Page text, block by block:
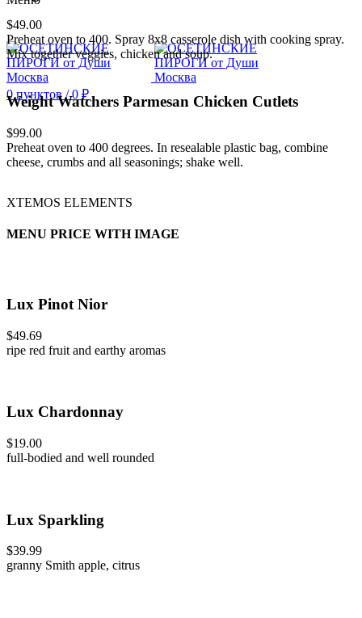
0пунктов / 0 ₽
$49.00
Preheat oven to 400. Spray 8x8 casserole dish with cooking spray.
Mix together veggies, chicken and soup.
Weight Watchers Parmesan Chicken Cutlets
$99.00
Preheat oven to 400 degrees. In resealable plastic bag, combine
cheese, crumbs and all seasonings; shake well.
XTEMOS ELEMENTS
MENU PRICE WITH IMAGE
Lux Pinot Nior
$49.69
ripe red fruit and earthy aromas
Lux Chardonnay
$19.00
full-bodied and well rounded
Lux Sparkling
$39.99
granny Smith apple, citrus